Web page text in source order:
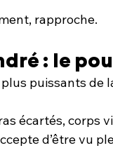
rapproche.
: le
plus puissants de
écartés, corps
d’être vu